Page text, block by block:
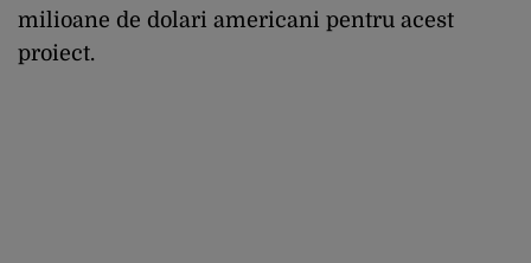
milioane de dolari americani pentru acest
proiect.